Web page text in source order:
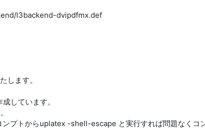
l3backend-dvipdfmx.def
します。
しています。
プトからuplatex -shell-escape と実行すれば問題なくコ